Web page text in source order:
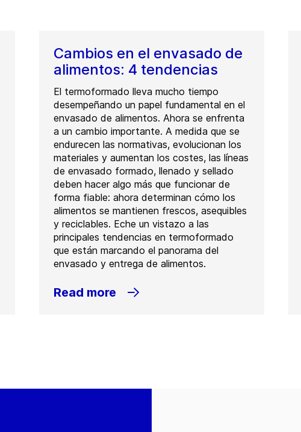
Cambios en el envasado de
alimentos: 4 tendencias
El termoformado lleva mucho tiempo
desempeñando un papel fundamental en el
envasado de alimentos. Ahora se enfrenta
a un cambio importante. A medida que se
endurecen las normativas, evolucionan los
materiales y aumentan los costes, las líneas
de envasado formado, llenado y sellado
deben hacer algo más que funcionar de
forma fiable: ahora determinan cómo los
alimentos se mantienen frescos, asequibles
y reciclables. Eche un vistazo a las
principales tendencias en termoformado
que están marcando el panorama del
envasado y entrega de alimentos.
Read more